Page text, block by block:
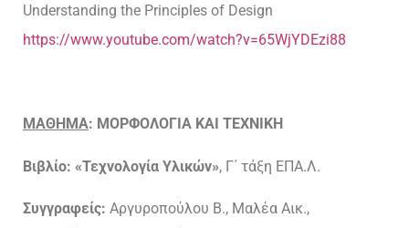
Understanding the Principles of Design
https://www.youtube.com/watch?v=65WjYDEzi88
ΜΑΘΗΜΑ: ΜΟΡΦΟΛΟΓΙΑ ΚΑΙ ΤΕΧΝΙΚΗ
Βιβλίο: «Τεχνολογία Υλικών», Γ΄ τάξη ΕΠΑ.Λ.
Συγγραφείς: Αργυροπούλου Β., Μαλέα Αικ.,